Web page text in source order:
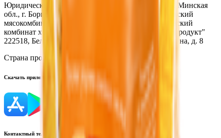
Юридический адрес:
222516, Республика Беларусь, Минская
обл., г. Борисов, ул. Заводская, 4; Филиал "Борисовский
мясокомбинат" Унитарного предприятия "Борисовский
комбинат хлебопродуктов" ОАО "Минскоблхлебопродукт"
222518, Беларусь, Минская обл., г.Борисов, ул.Демина, д. 8
Страна производства:
Республика Беларусь
Скачать приложение
Контактный телефон